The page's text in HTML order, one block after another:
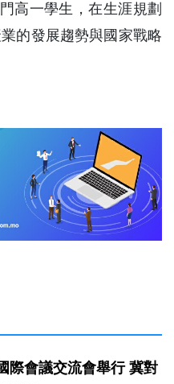
高一學生，在生涯規劃
的發展趨勢與國家戰略
際會議交流會舉行 冀對